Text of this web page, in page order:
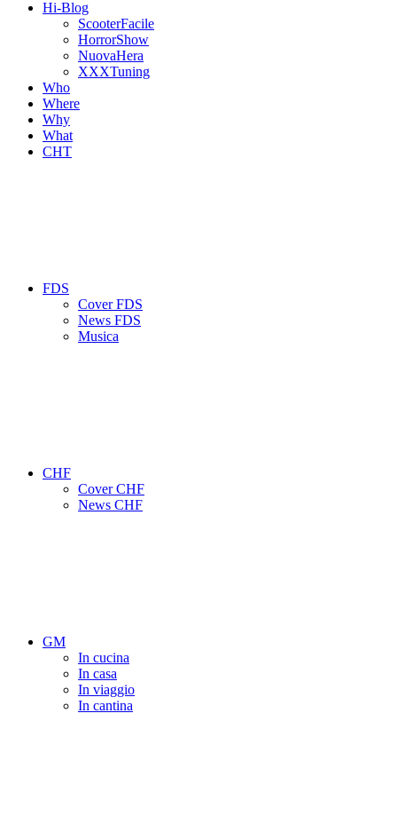
Hi-Blog
ScooterFacile
HorrorShow
NuovaHera
XXXTuning
Who
Where
Why
What
CHT
FDS
Cover FDS
News FDS
Musica
CHF
Cover CHF
News CHF
GM
In cucina
In casa
In viaggio
In cantina